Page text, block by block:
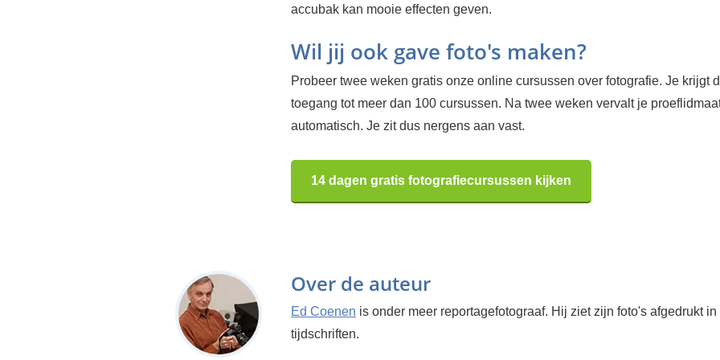
accubak kan mooie effecten geven.
Wil jij ook gave foto's maken?
Probeer twee weken gratis onze online cursussen over fotografie. Je krijgt
toegang tot meer dan 100 cursussen. Na twee weken vervalt je
automatisch. Je zit dus nergens aan vast.
14 dagen gratis fotografiecursussen kijken
Over de auteur
Ed Coenen is onder meer reportagefotograaf. Hij ziet zijn foto's afgedrukt in
tijdschriften.